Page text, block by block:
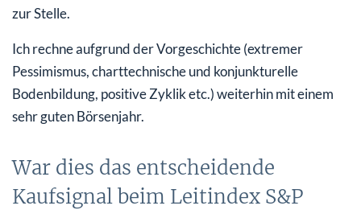
zur Stelle.
Ich rechne aufgrund der Vorgeschichte (extremer
Pessimismus, charttechnische und konjunkturelle
Bodenbildung, positive Zyklik etc.) weiterhin mit einem
sehr guten Börsenjahr.
War dies das entscheidende
Kaufsignal beim Leitindex S&P